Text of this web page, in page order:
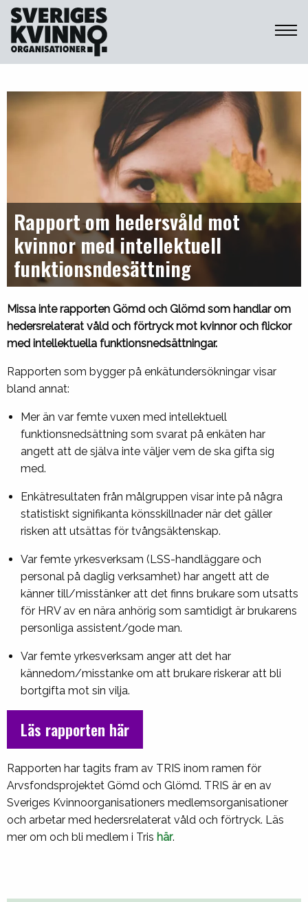
Sveriges Kvinnoorganisationer
Rapport om hedersvåld mot
kvinnor med intellektuell
funktionsndesättning
Missa inte rapporten Gömd och Glömd som handlar om
hedersrelaterat våld och förtryck mot kvinnor och flickor
med intellektuella funktionsnedsättningar.
Rapporten som bygger på enkätundersökningar visar
bland annat:
Mer än var femte vuxen med intellektuell
funktionsnedsättning som svarat på enkäten har
angett att de själva inte väljer vem de ska gifta sig
med.
Enkätresultaten från målgruppen visar inte på några
statistiskt signifikanta könsskillnader när det gäller
risken att utsättas för tvångsäktenskap.
Var femte yrkesverksam (LSS-handläggare och
personal på daglig verksamhet) har angett att de
känner till/misstänker att det finns brukare som utsatts
för HRV av en nära anhörig som samtidigt är brukarens
personliga assistent/gode man.
Var femte yrkesverksam anger att det har
kännedom/misstanke om att brukare riskerar att bli
bortgifta mot sin vilja.
Läs rapporten här
Rapporten har tagits fram av TRIS inom ramen för
Arvsfondsprojektet Gömd och Glömd. TRIS är en av
Sveriges Kvinnoorganisationers medlemsorganisationer
och arbetar med hedersrelaterat våld och förtryck. Läs
mer om och bli medlem i Tris här.